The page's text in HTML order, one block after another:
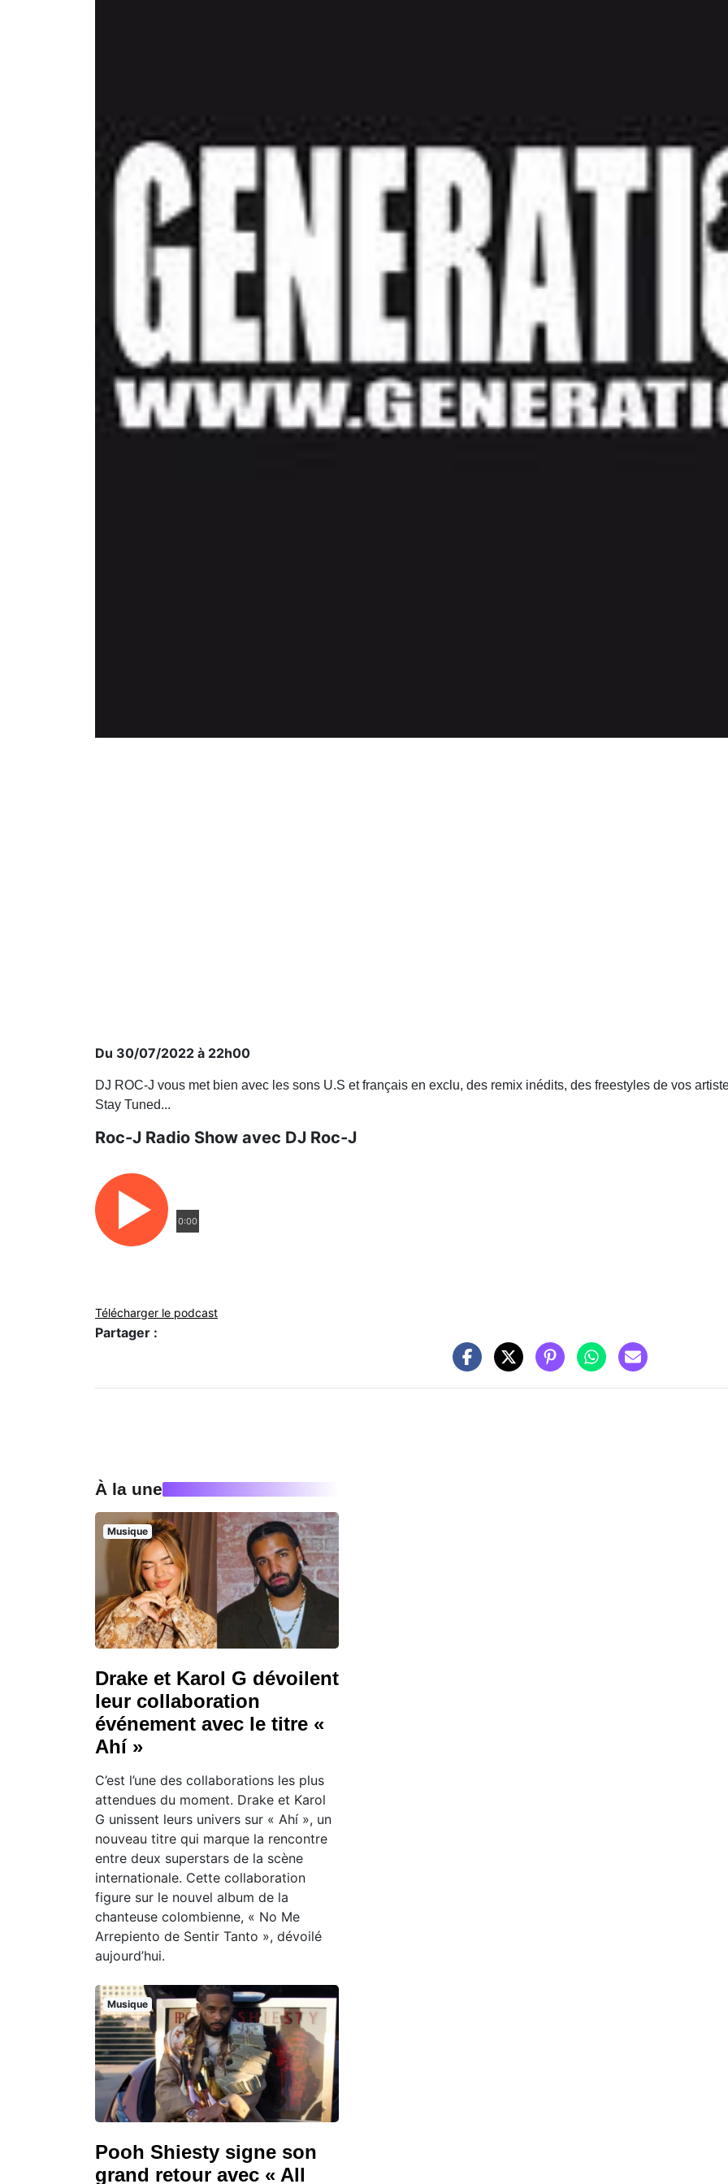
Du 30/07/2022 à 22h00
DJ ROC-J vous met bien avec les sons U.S et français en exclu, des remix inédits, des freestyles de vos
Stay Tuned...
Roc-J Radio Show avec DJ Roc-J
0:00
Télécharger le podcast
Partager :
À la une
Musique
Drake et Karol G dévoilent
leur collaboration
événement avec le titre «
Ahí »
C’est l’une des collaborations les plus
attendues du moment. Drake et Karol
G unissent leurs univers sur « Ahí », un
nouveau titre qui marque la rencontre
entre deux superstars de la scène
internationale. Cette collaboration
figure sur le nouvel album de la
chanteuse colombienne, « No Me
Arrepiento de Sentir Tanto », dévoilé
aujourd’hui.
Musique
Pooh Shiesty signe son
grand retour avec « All